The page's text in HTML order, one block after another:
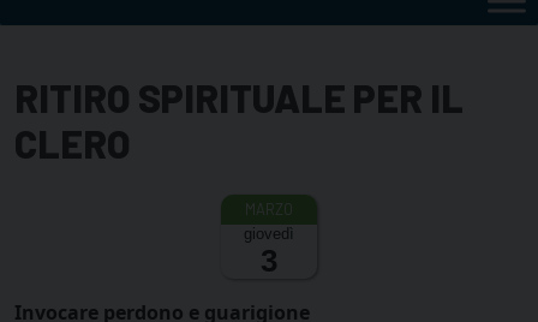
RITIRO SPIRITUALE PER IL
CLERO
giovedì
3
Invocare perdono e guarigione